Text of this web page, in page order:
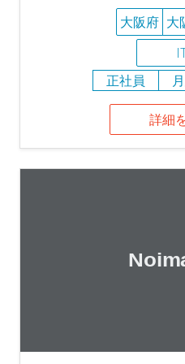
大阪府 大
正社員
詳細